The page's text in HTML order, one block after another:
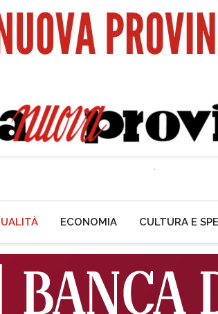
ECONOMIA CULTURA E